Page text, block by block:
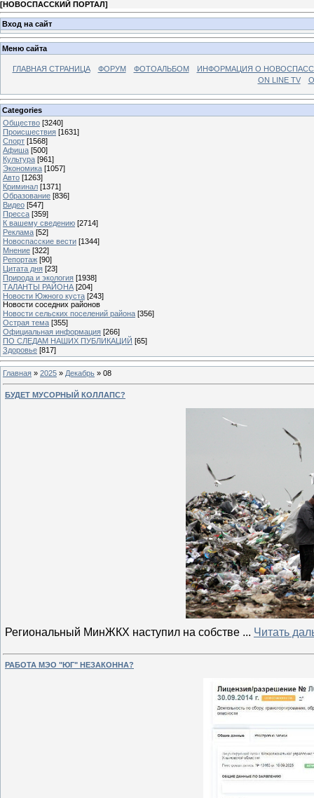
[НОВОСПАССКИЙ ПОРТАЛ]
Вход на сайт
Меню сайта
ГЛАВНАЯ СТРАНИЦА ФОРУМ ФОТОАЛЬБОМ
ИНФОРМАЦИЯ О
ON LINE TV
Categories
Общество [3240]
Происшествия [1631]
Спорт [1568]
Афиша [500]
Культура [961]
Экономика [1057]
Авто [1263]
Криминал [1371]
Образование [836]
Видео [547]
Пресса [359]
К вашему сведению [2714]
Реклама [52]
Новоспасские вести [1344]
Мнение [322]
Репортаж [90]
Цитата дня [23]
Природа и экология [1938]
ТАЛАНТЫ РАЙОНА [204]
Новости Южного куста [243]
Новости соседних районов
Новости сельских поселений района [356]
Острая тема [355]
Официальная информация [266]
ПО СЛЕДАМ НАШИХ ПУБЛИКАЦИЙ [65]
Здоровье [817]
Главная » 2025 » Декабрь » 08
БУДЕТ МУСОРНЫЙ КОЛЛАПС?
Региональный МинЖКХ наступил на собстве ... Читать
РАБОТА МЭО "ЮГ" НЕЗАКОННА?